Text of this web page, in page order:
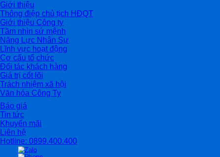
Giới thiệu
Thông điệp chủ tịch HĐQT
Giới thiệu Công ty
Tầm nhìn sứ mệnh
Năng Lực Nhân Sự
Lĩnh vực hoạt động
Cơ cấu tổ chức
Đối tác khách hàng
Giá trị cốt lõi
Trách nhiệm xã hội
Văn hóa Công Ty
Báo giá
Tin tức
Khuyến mãi
Liên hệ
Hotline: 0899.400.400